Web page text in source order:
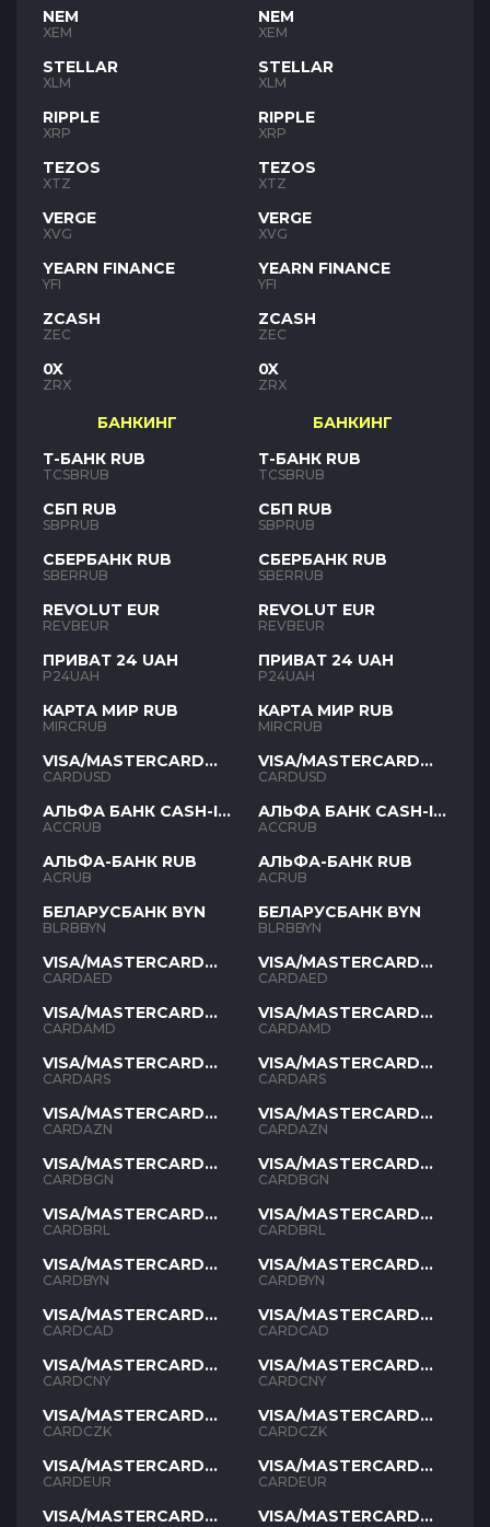
NEM
XEM
STELLAR
XLM
RIPPLE
XRP
TEZOS
XTZ
VERGE
XVG
YEARN FINANCE
YFI
ZCASH
ZEC
0X
ZRX
БАНКИНГ
Т-БАНК RUB
TCSBRUB
СБП RUB
SBPRUB
СБЕРБАНК RUB
SBERRUB
REVOLUT EUR
REVBEUR
ПРИВАТ 24 UAH
P24UAH
КАРТА МИР RUB
MIRCRUB
VISA/MASTERCARD
USD
CARDUSD
АЛЬФА БАНК CASH-IN
RUB
ACCRUB
АЛЬФА-БАНК RUB
ACRUB
БЕЛАРУСБАНК BYN
BLRBBYN
VISA/MASTERCARD
AED
CARDAED
VISA/MASTERCARD
AMD
CARDAMD
VISA/MASTERCARD
ARS
CARDARS
VISA/MASTERCARD
AZN
CARDAZN
VISA/MASTERCARD
BGN
CARDBGN
VISA/MASTERCARD
BRL
CARDBRL
VISA/MASTERCARD
BYN
CARDBYN
VISA/MASTERCARD
CAD
CARDCAD
VISA/MASTERCARD
CNY
CARDCNY
VISA/MASTERCARD
CZK
CARDCZK
VISA/MASTERCARD
EUR
CARDEUR
VISA/MASTERCARD
NEM
XEM
STELLAR
XLM
RIPPLE
XRP
TEZOS
XTZ
VERGE
XVG
YEARN FINANCE
YFI
ZCASH
ZEC
0X
ZRX
БАНКИНГ
Т-БАНК RUB
TCSBRUB
СБП RUB
SBPRUB
СБЕРБАНК RUB
SBERRUB
REVOLUT EUR
REVBEUR
ПРИВАТ 24 UAH
P24UAH
КАРТА МИР RUB
MIRCRUB
VISA/MASTERCARD
USD
CARDUSD
АЛЬФА БАНК CASH-IN
RUB
ACCRUB
АЛЬФА-БАНК RUB
ACRUB
БЕЛАРУСБАНК BYN
BLRBBYN
VISA/MASTERCARD
AED
CARDAED
VISA/MASTERCARD
AMD
CARDAMD
VISA/MASTERCARD
ARS
CARDARS
VISA/MASTERCARD
AZN
CARDAZN
VISA/MASTERCARD
BGN
CARDBGN
VISA/MASTERCARD
BRL
CARDBRL
VISA/MASTERCARD
BYN
CARDBYN
VISA/MASTERCARD
CAD
CARDCAD
VISA/MASTERCARD
CNY
CARDCNY
VISA/MASTERCARD
CZK
CARDCZK
VISA/MASTERCARD
EUR
CARDEUR
VISA/MASTERCARD